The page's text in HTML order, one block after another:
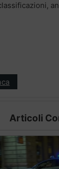
Articoli